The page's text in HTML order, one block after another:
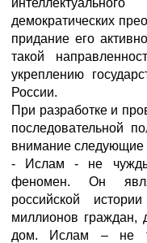
демократических
придание его
такой
укреплению
России.
При разработке и
последовательной
внимание следующие
- Ислам - не
феномен. Он
российской
миллионов граждан,
дом. Ислам – не